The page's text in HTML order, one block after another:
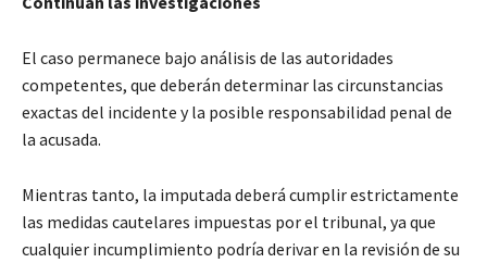
El caso permanece bajo análisis de las autoridades
competentes, que deberán determinar las circunstancias
exactas del incidente y la posible responsabilidad penal de
la acusada.
Mientras tanto, la imputada deberá cumplir estrictamente
las medidas cautelares impuestas por el tribunal, ya que
cualquier incumplimiento podría derivar en la revisión de su